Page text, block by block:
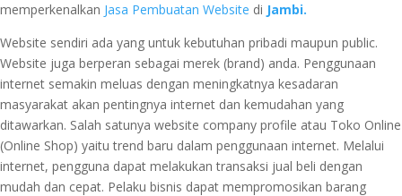
memperkenalkan Jasa Pembuatan Website di Jambi.
Website sendiri ada yang untuk kebutuhan pribadi maupun public.
Website juga berperan sebagai merek (brand) anda. Penggunaan
internet semakin meluas dengan meningkatnya kesadaran
masyarakat akan pentingnya internet dan kemudahan yang
ditawarkan. Salah satunya website company profile atau Toko Online
(Online Shop) yaitu trend baru dalam penggunaan internet. Melalui
internet, pengguna dapat melakukan transaksi jual beli dengan
mudah dan cepat. Pelaku bisnis dapat mempromosikan barang